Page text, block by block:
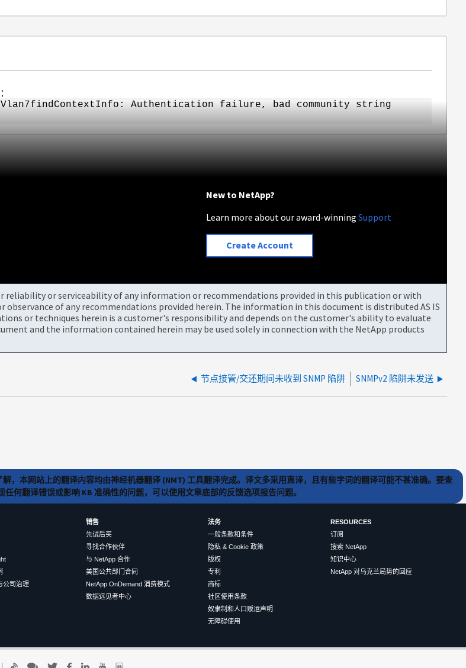
Vlan7findContextInfo: Authentication failure, bad community string
New to NetApp?
Learn more about our award-winningSupport
Create Account
reliability or serviceability of any information or recommendations provided in this publication or with
of any recommendations provided herein. The information in this document is distributed AS IS
or techniques herein is a customer's responsibility and depends on the customer's ability to evaluate
and the information contained herein may be used solely in connection with the NetApp products
节点接管/交还期间未收到 SNMP 陷阱 SNMPv2 陷阱未发送
，本网站上的翻译内容均由神经机器翻译 (NMT) 工具翻译完成。译文多采用直译，且有些字词的翻译可能不甚准确。要查
何翻译错误或影响 KB 准确性的问题，可以使用文章底部的反馈选项报告问题。
公司治理
销售
先试后买
寻找合作伙伴
与 NetApp 合作
美国公共部门合同
NetApp OnDemand 消费模式
数据远见者中心
法务
一般条款和条件
隐私 & Cookie 政策
版权
专利
商标
社区使用条款
奴隶制和人口贩运声明
无障碍使用
RESOURCES
订阅
搜索 NetApp
知识中心
NetApp 对乌克兰局势的回应